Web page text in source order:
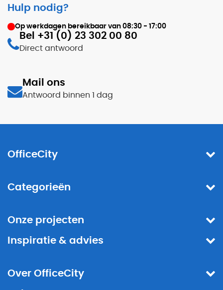
Hulp nodig?
Op werkdagen bereikbaar van 08:30 - 17:00
Bel +31 (0) 23 302 00 80
Direct antwoord
Mail ons
Antwoord binnen 1 dag
OfficeCity
Categorieën
Onze projecten
Inspiratie & advies
Over OfficeCity